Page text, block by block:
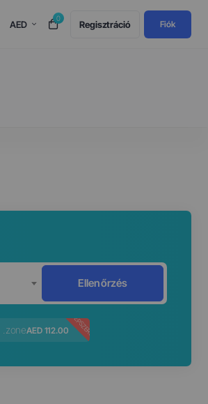
AED
0
Regisztráció Fiók
Ellenőrzés
NÉPSZERŰ
.zoneAED 112.00